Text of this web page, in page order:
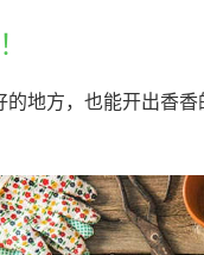
地方，也能开出香